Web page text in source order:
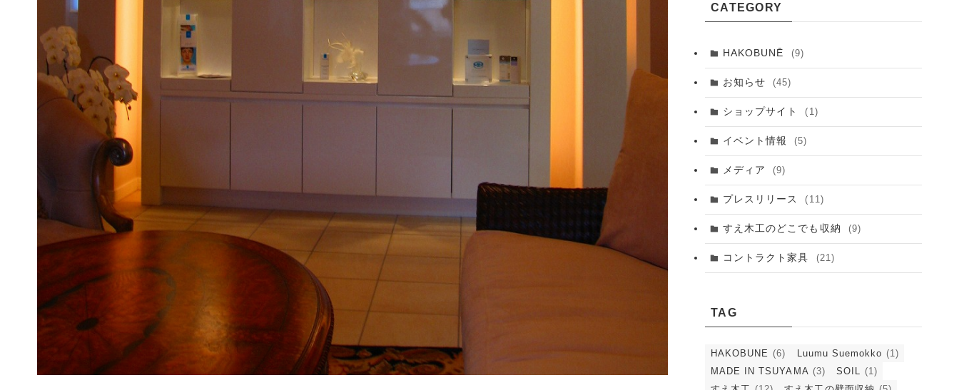
CATEGORY
HAKOBUNĒ (9)
お知らせ (45)
ショップサイト (1)
イベント情報 (5)
メディア (9)
プレスリリース (11)
すえ木工のどこでも収納 (9)
コントラクト家具 (21)
TAG
HAKOBUNE (6) Luumu Suemokko (1)
MADE IN TSUYAMA (3) SOIL
(1)